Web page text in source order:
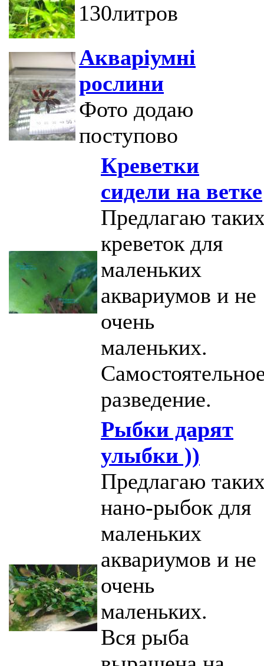
130литров
Акваріумні
рослини
Фото додаю
поступово
Креветки
сидели на ветке
Предлагаю
креветок для
маленьких
аквариумов и не
очень
маленьких.
разведение.
Рыбки дарят
улыбки ))
Предлагаю
нано-рыбок для
маленьких
аквариумов и не
очень
маленьких.
Вся рыба